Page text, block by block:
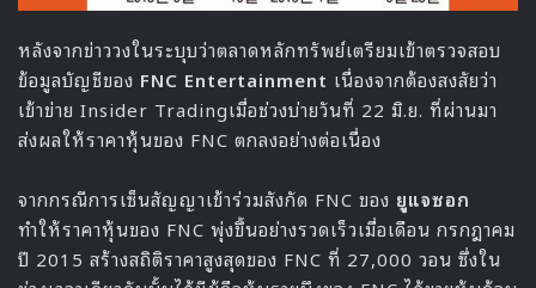
https://www.youtube.com/watch?v=bAcmTWsxLc8
TWICE มาพร้อมกับเพลงฮิต Cheer Up ที่ครองอันดับ 1 บน
ชาร์ทเพลงได้ยาวนาน